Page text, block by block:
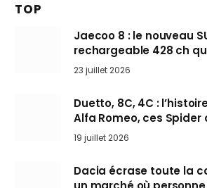
TOP
Jaecoo 8 : le nouveau
rechargeable 428 ch
arrive en Europe cet
23 juillet 2026
Duetto, 8C, 4C :
Alfa Romeo, ces Spider
l’art de rouler cheveux
19 juillet 2026
Dacia écrase toute la